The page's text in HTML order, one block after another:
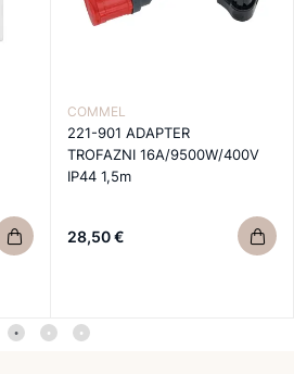
COMMEL
221-901 ADAPTER
TROFAZNI 16A/9500W/400V
IP44 1,5m
28,50 €